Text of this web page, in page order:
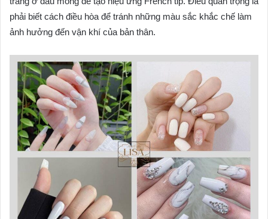
phải biết cách điều hòa để tránh những màu sắc khắc chế làm
ảnh hưởng đến vận khí của bản thân.